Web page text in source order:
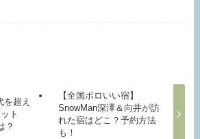
を超え
ト
？
【全国ボロいい宿】
SnowMan深澤＆向井が訪
れた宿はどこ？予約方法
も！